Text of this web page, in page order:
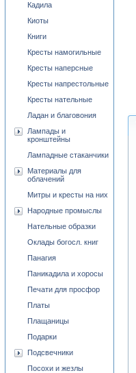
Кадила
Киоты
Книги
Кресты намогильные
Кресты наперсные
Кресты напрестольные
Кресты нательные
Ладан и благовония
Лампады и
кронштейны
Лампадные стаканчики
Материалы для
облачений
Митры и кресты на них
Народные промыслы
Нательные образки
Оклады богосл. книг
Панагия
Паникадила и хоросы
Печати для просфор
Платы
Плащаницы
Подарки
Подсвечники
Посохи и жезлы